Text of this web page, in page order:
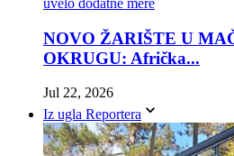
NOVO ŽARIŠTE U
OKRUGU: Afrička...
Jul 22, 2026
Iz ugla Reportera